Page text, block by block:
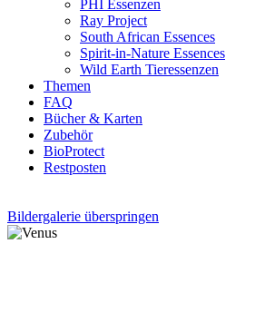
PHI Essenzen
Ray Project
South African Essences
Spirit-in-Nature Essences
Wild Earth Tieressenzen
Themen
FAQ
Bücher & Karten
Zubehör
BioProtect
Restposten
Bildergalerie überspringen